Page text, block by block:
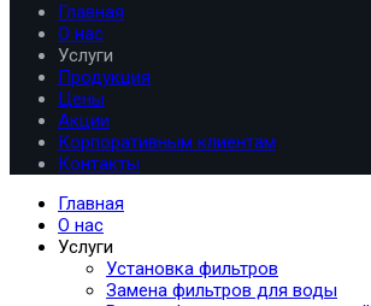
Главная
О нас
Услуги
Продукция
Цены
Акции
Корпоративным клиентам
Контакты
Главная
О нас
Услуги
Установка фильтров
Замена фильтров для воды